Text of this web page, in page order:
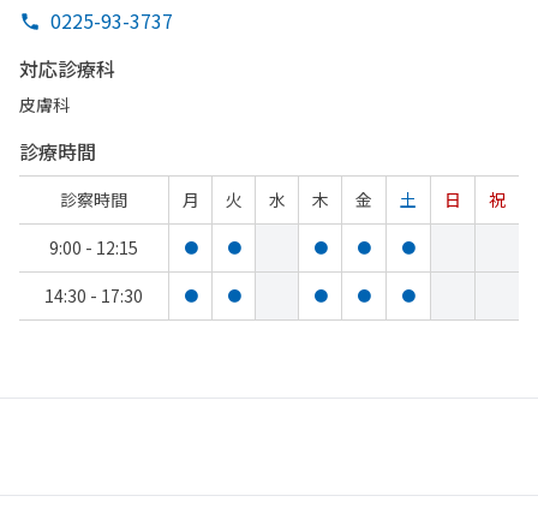
0225-93-3737
対応診療科
皮膚科
診療時間
診察時間 月 火 水 木 金 土 日
祝
9:00 - 12:15
● ● ● ● ●
14:30 - 17:30 ● ● ● ● ●